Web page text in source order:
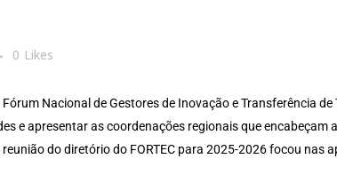
0 Likes
Nacional de Gestores de Inovação e Transferência de
e apresentar as coordenações regionais que encabeçam
do diretório do FORTEC para 2025-2026 focou nas